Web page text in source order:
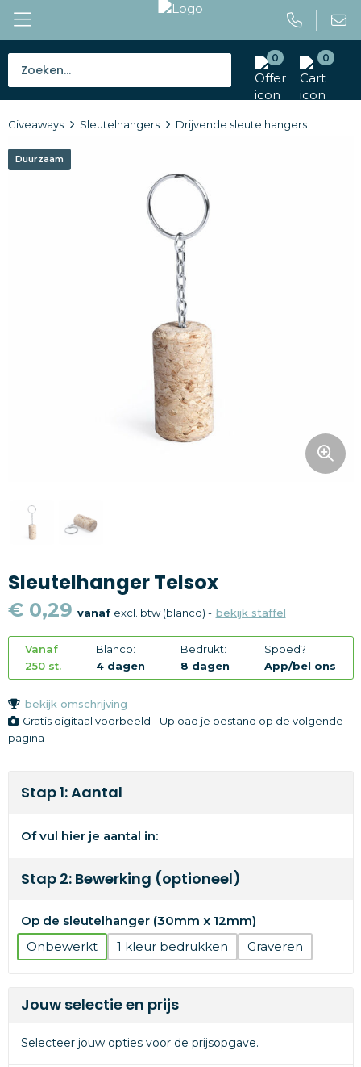
0 0
Tassen
Caps en mutsen
Gereedschap en veiligheid
Kantoorartikelen
Gadgets
Textiel
Thema
Merken
Giveaways Sleutelhangers Drijvende sleutelhangers
Duurzaam
Sleutelhanger Telsox
€ 0,29 vanafexcl. btw (blanco) - bekijk staffel
Vanaf
250 st.
Blanco:
4 dagen
Bedrukt:
8 dagen
Spoed?
App/bel ons
bekijk omschrijving
Gratis digitaal voorbeeld - Upload je bestand op de volgende
pagina
Stap 1: Aantal
Of vul hier je aantal in:
Stap 2: Bewerking (optioneel)
Op de sleutelhanger (30mm x 12mm)
Onbewerkt
1 Graveren
Jouw selectie en prijs
Selecteer jouw opties voor de prijsopgave.